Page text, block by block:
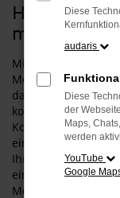
Hyundai
Mit einem Hyundai
Mobilität in Dorfen
das Fahrzeug, das
konkret, dass wir
Konfigurator
einer „Speisekarte“
Ihnen und zu
einem Hyundai
Motorisierung und
Diese
audaris
Diese
der
Maps,
werden
YouTube
Google